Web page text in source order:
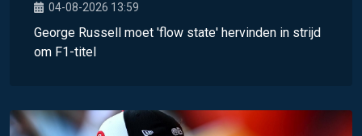
04-08-2026 13:59
George Russell moet 'flow state' hervinden in strijd
om F1-titel